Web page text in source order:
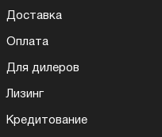
Доставка
Оплата
Для дилеров
Лизинг
Кредитование